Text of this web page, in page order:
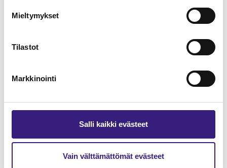
Mieltymykset
Tilastot
Markkinointi
Salli kaikki evästeet
Vain välttämättömät evästeet